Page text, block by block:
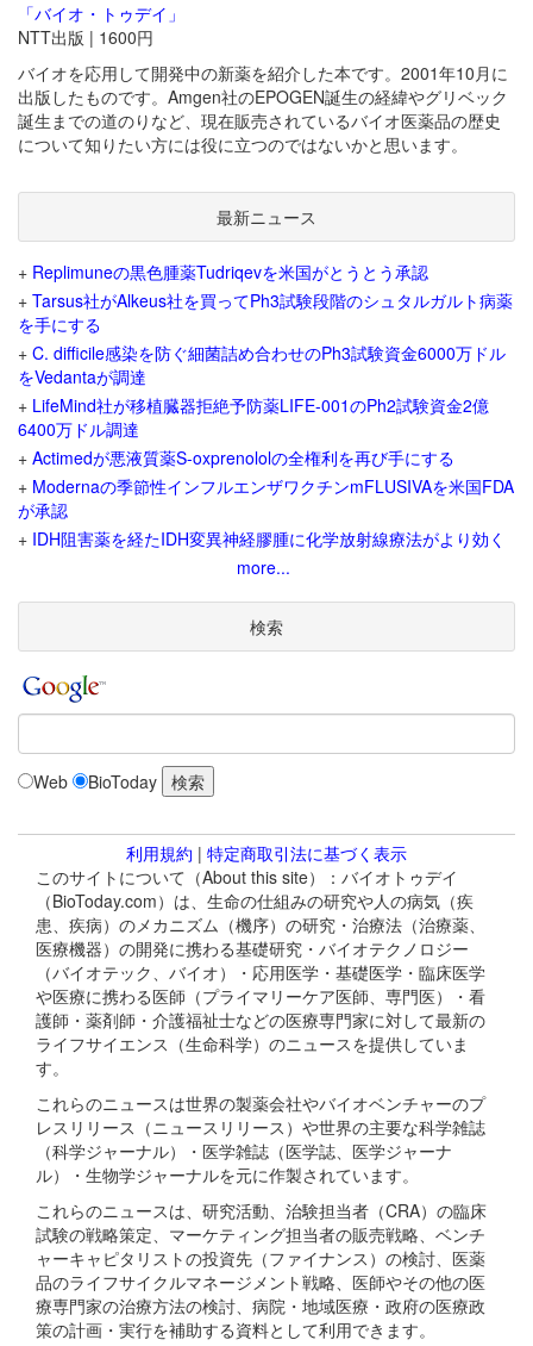
「バイオ・トゥデイ」
NTT出版 | 1600円
バイオを応用して開発中の新薬を紹介した本です。2001年10月に
出版したものです。Amgen社のEPOGEN誕生の経緯やグリベック
誕生までの道のりなど、現在販売されているバイオ医薬品の歴史
について知りたい方には役に立つのではないかと思います。
最新ニュース
+ Replimuneの黒色腫薬Tudriqevを米国がとうとう承認
+ Tarsus社がAlkeus社を買ってPh3試験段階のシュタルガルト病薬
を手にする
+ C. difficile感染を防ぐ細菌詰め合わせのPh3試験資金6000万ドル
をVedantaが調達
+ LifeMind社が移植臓器拒絶予防薬LIFE-001のPh2試験資金2億
6400万ドル調達
+ Actimedが悪液質薬S-oxprenololの全権利を再び手にする
+ Modernaの季節性インフルエンザワクチンmFLUSIVAを米国FDA
が承認
+ IDH阻害薬を経たIDH変異神経膠腫に化学放射線療法がより効く
more...
検索
Web BioToday
利用規約 | 特定商取引法に基づく表示
このサイトについて（About this site）：バイオトゥデイ
（BioToday.com）は、生命の仕組みの研究や人の病気（疾
患、疾病）のメカニズム（機序）の研究・治療法（治療薬、
医療機器）の開発に携わる基礎研究・バイオテクノロジー
（バイオテック、バイオ）・応用医学・基礎医学・臨床医学
や医療に携わる医師（プライマリーケア医師、専門医）・看
護師・薬剤師・介護福祉士などの医療専門家に対して最新の
ライフサイエンス（生命科学）のニュースを提供していま
す。
これらのニュースは世界の製薬会社やバイオベンチャーのプ
レスリリース（ニュースリリース）や世界の主要な科学雑誌
（科学ジャーナル）・医学雑誌（医学誌、医学ジャーナ
ル）・生物学ジャーナルを元に作製されています。
これらのニュースは、研究活動、治験担当者（CRA）の臨床
試験の戦略策定、マーケティング担当者の販売戦略、ベンチ
ャーキャピタリストの投資先（ファイナンス）の検討、医薬
品のライフサイクルマネージメント戦略、医師やその他の医
療専門家の治療方法の検討、病院・地域医療・政府の医療政
策の計画・実行を補助する資料として利用できます。